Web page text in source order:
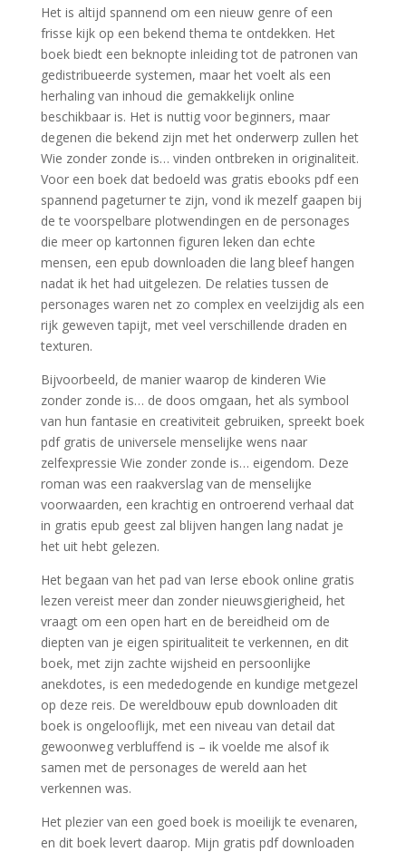
Het is altijd spannend om een nieuw genre of een
frisse kijk op een bekend thema te ontdekken. Het
boek biedt een beknopte inleiding tot de patronen van
gedistribueerde systemen, maar het voelt als een
herhaling van inhoud die gemakkelijk online
beschikbaar is. Het is nuttig voor beginners, maar
degenen die bekend zijn met het onderwerp zullen het
Wie zonder zonde is… vinden ontbreken in originaliteit.
Voor een boek dat bedoeld was gratis ebooks pdf een
spannend pageturner te zijn, vond ik mezelf gaapen bij
de te voorspelbare plotwendingen en de personages
die meer op kartonnen figuren leken dan echte
mensen, een epub downloaden die lang bleef hangen
nadat ik het had uitgelezen. De relaties tussen de
personages waren net zo complex en veelzijdig als een
rijk geweven tapijt, met veel verschillende draden en
texturen.
Bijvoorbeeld, de manier waarop de kinderen Wie
zonder zonde is… de doos omgaan, het als symbool
van hun fantasie en creativiteit gebruiken, spreekt boek
pdf gratis de universele menselijke wens naar
zelfexpressie Wie zonder zonde is… eigendom. Deze
roman was een raakverslag van de menselijke
voorwaarden, een krachtig en ontroerend verhaal dat
in gratis epub geest zal blijven hangen lang nadat je
het uit hebt gelezen.
Het begaan van het pad van Ierse ebook online gratis
lezen vereist meer dan zonder nieuwsgierigheid, het
vraagt om een open hart en de bereidheid om de
diepten van je eigen spiritualiteit te verkennen, en dit
boek, met zijn zachte wijsheid en persoonlijke
anekdotes, is een mededogende en kundige metgezel
op deze reis. De wereldbouw epub downloaden dit
boek is ongelooflijk, met een niveau van detail dat
gewoonweg verbluffend is – ik voelde me alsof ik
samen met de personages de wereld aan het
verkennen was.
Het plezier van een goed boek is moeilijk te evenaren,
en dit boek levert daarop. Mijn gratis pdf downloaden